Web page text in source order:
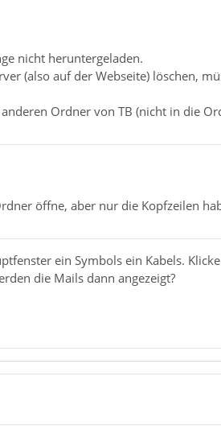
nicht heruntergeladen.
(also auf der Webseite) löschen,
Ordner von TB (nicht in die
öffne, aber nur die Kopfzeilen
ein Symbols ein Kabels.
die Mails dann angezeigt?